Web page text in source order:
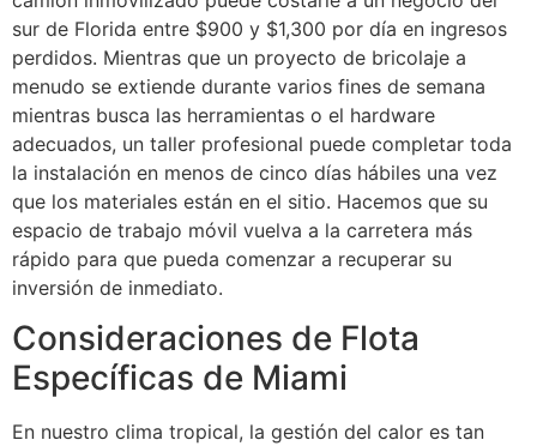
sur de Florida entre $900 y $1,300 por día en ingresos
perdidos. Mientras que un proyecto de bricolaje a
menudo se extiende durante varios fines de semana
mientras busca las herramientas o el hardware
adecuados, un taller profesional puede completar toda
la instalación en menos de cinco días hábiles una vez
que los materiales están en el sitio. Hacemos que su
espacio de trabajo móvil vuelva a la carretera más
rápido para que pueda comenzar a recuperar su
inversión de inmediato.
Consideraciones de Flota
Específicas de Miami
En nuestro clima tropical, la gestión del calor es tan